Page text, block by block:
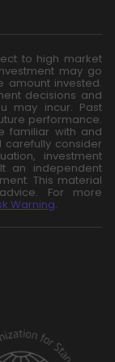
to high market
may go
amount invested.
decisions and
may incur. Past
performance.
familiar with and
carefully consider
investment
an independent
This material
For more
Warning.